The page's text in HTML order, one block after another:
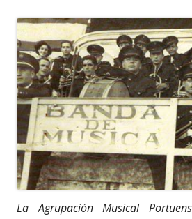
La Agrupación Musical